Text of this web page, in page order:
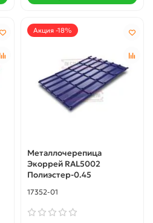
Акция -18%
Металлочерепица
Экоррей RAL5002
Полиэстер-0.45
17352-01